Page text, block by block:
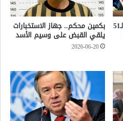
الشيباني يشارك في الدورة الـ51 بكمين محكم.. جهاز الاستخبارات
يلقي القبض على وسيم الأسد
2026-06-20